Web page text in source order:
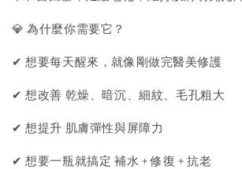
💎 為什麼你需要它？
✔ 想要每天醒來，就像剛做完醫美修護
✔ 想改善 乾燥、暗沉、細紋、毛孔粗大
✔ 想提升 肌膚彈性與屏障力
✔ 想要一瓶就搞定 補水 + 修復 + 抗老